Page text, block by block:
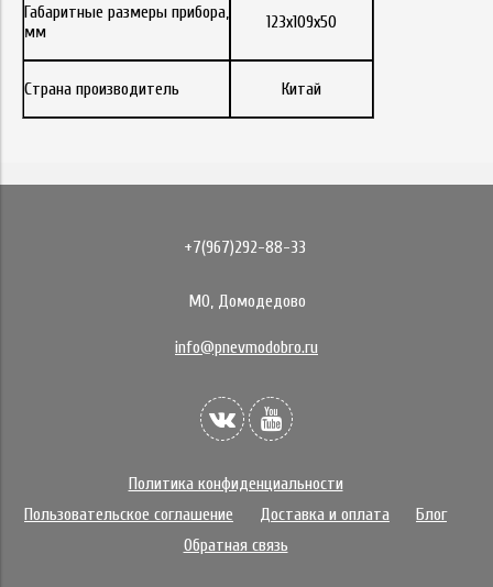
Габаритные размеры прибора,
мм
123х109х50
Страна производитель Китай
+7(967)292-88-33
МО, Домодедово
info@pnevmodobro.ru
Политика конфиденциальности
Пользовательское соглашение
Доставка и оплата
Блог
Обратная связь